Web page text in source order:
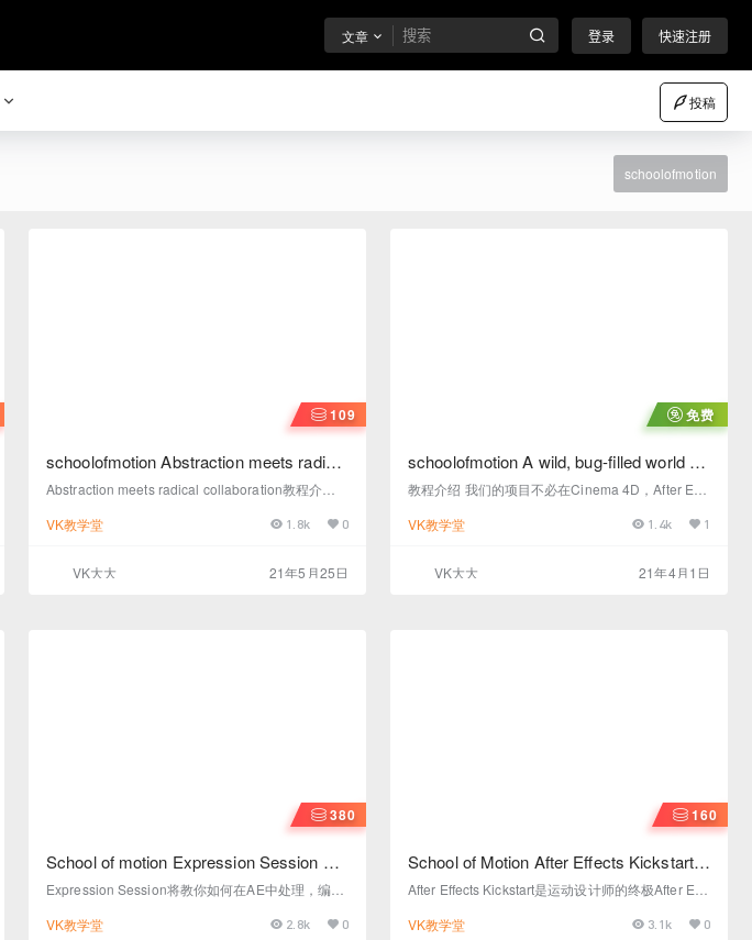
文章 登录 快速注册
投稿
schoolofmotion
109
schoolofmotion Abstraction meets radical
collaboration 抽象与激进的合作短处幕后
Abstraction meets radical collaboration教程介绍
8 是一件艺术品。它出色地完成了抽象，色彩，形
画作品，而且还是一个令人惊叹的协作示例。在本
VK教学堂 1.8k 0
VK大大 21年5月25日
免费
schoolofmotion A wild, bug-filled world of
3D 充满错误的3D世界幕后
教程介绍 我们的项目不必在Cinema 4D，After Effe
件单独视为工具时，它使我们有机会进行实验 教程
d world of 3D片头制作幕后解析 官网链接： https://
VK教学堂 1.4k 1
VK大大 21年4月1日
380
School of motion Expression Session 表
达式会议中文字幕完整版下载
Expression Session将教你如何在AE中处理，编写
验丰富的程序员。
VK教学堂 2.8k 0
160
School of Motion After Effects Kickstart
AE英文版教程下载
After Effects Kickstart是运动设计师的终极After Effe
cts界面时最常用的工具和最佳实践。
VK教学堂 3.1k 0